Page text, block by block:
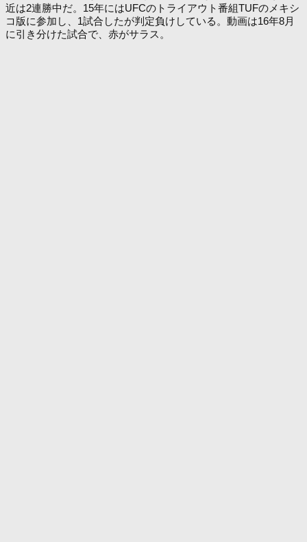
近は2連勝中だ。15年にはUFCのトライアウト番組TUFのメキシ
コ版に参加し、1試合したが判定負けしている。動画は16年8月
に引き分けた試合で、赤がサラス。